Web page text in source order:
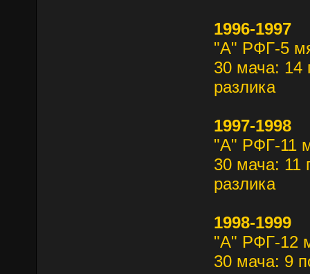
1996-1997
"А" РФГ-5
30 мача: 14
разлика
1997-1998
"А" РФГ-11
30 мача: 11
разлика
1998-1999
"А" РФГ-12
30 мача: 9